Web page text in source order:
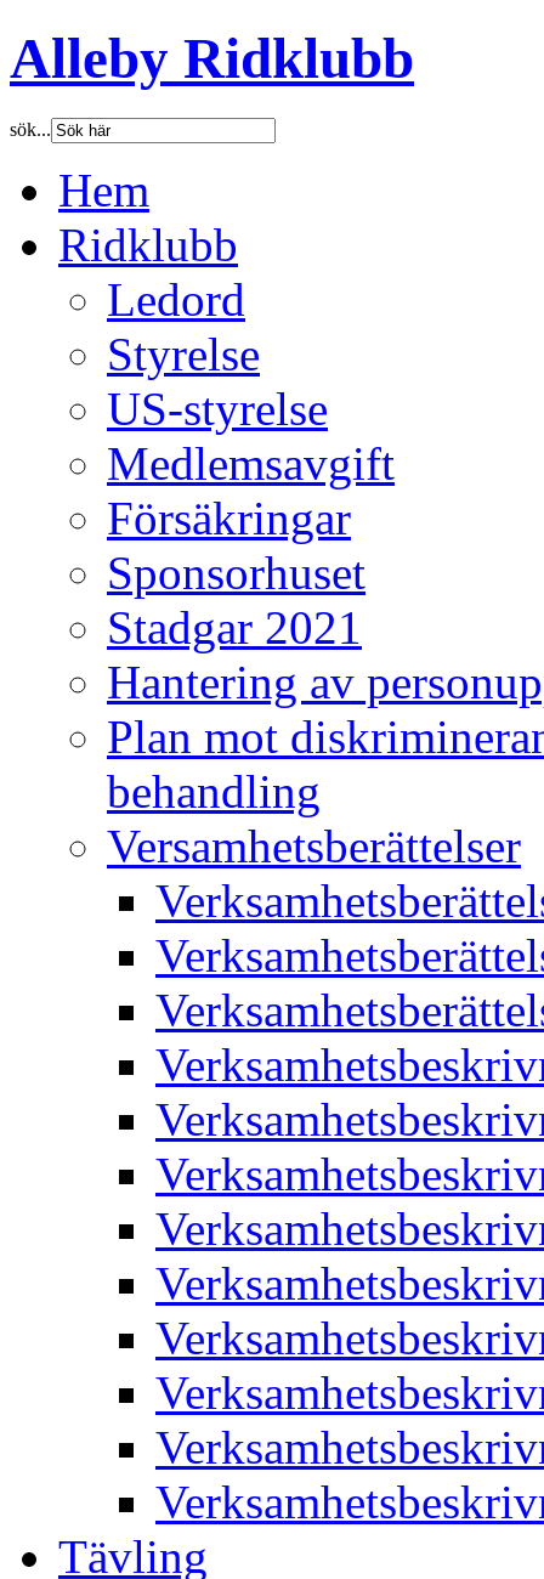
Alleby Ridklubb
sök...
Hem
Ridklubb
Ledord
Styrelse
US-styrelse
Medlemsavgift
Försäkringar
Sponsorhuset
Stadgar 2021
Hantering av
Plan mot
behandling
Versamhetsberättelser
Tävling